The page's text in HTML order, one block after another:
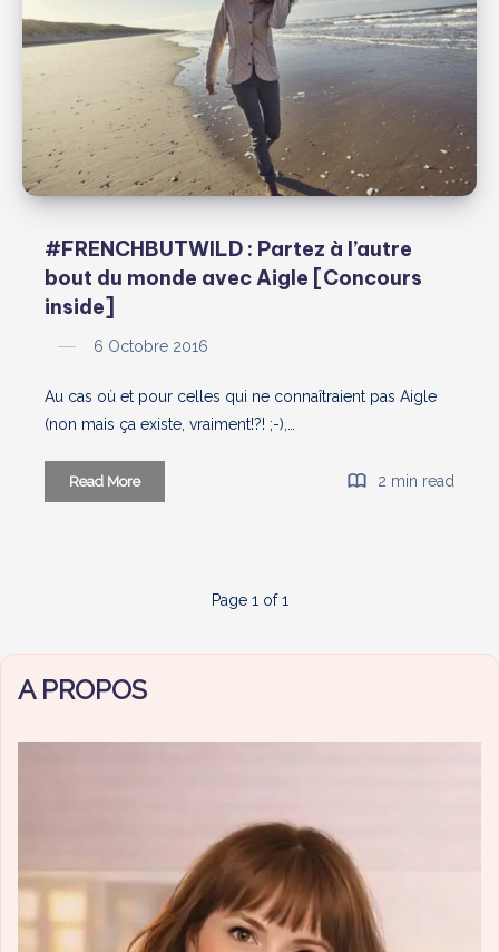
#FRENCHBUTWILD : Partez à l’autre
bout du monde avec Aigle [Concours
inside]
6 Octobre 2016
Au cas où et pour celles qui ne connaîtraient pas Aigle
(non mais ça existe, vraiment!?! ;-),…
Read More#FRENCHBUTWILD
:
monde
avec
2 min read
Page 1 of 1
A PROPOS